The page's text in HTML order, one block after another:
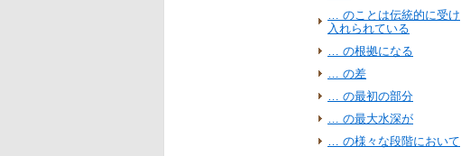
… のことは伝統的に受け
入れられている
… の根拠になる
… の差
… の最初の部分
… の最大水深が
… の様々な段階において